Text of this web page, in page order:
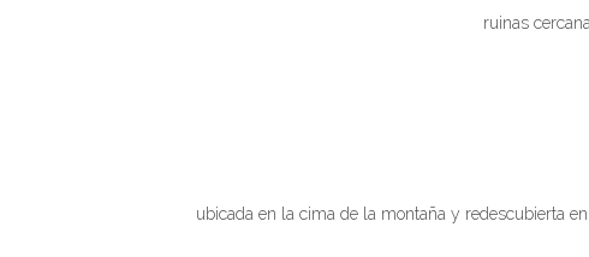
ruinas
ubicada en la cima de la montaña y redescubierta